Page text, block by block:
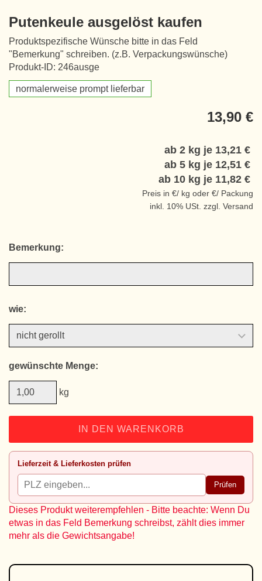
Putenkeule ausgelöst kaufen
Produktspezifische Wünsche bitte in das Feld
"Bemerkung" schreiben. (z.B. Verpackungswünsche)
Produkt-ID: 246ausge
normalerweise prompt lieferbar
13,90 €
ab 2 kg je 13,21 €
ab 5 kg je 12,51 €
ab 10 kg je 11,82 €
Preis in €/ kg oder €/ Packung
inkl. 10% USt. zzgl. Versand
Bemerkung:
wie:
gewünschte Menge:
kg
IN DEN WARENKORB
Lieferzeit & Lieferkosten prüfen
Prüfen
Dieses Produkt weiterempfehlen - Bitte beachte: Wenn Du
etwas in das Feld Bemerkung schreibst, zählt dies immer
mehr als die Gewichtsangabe!